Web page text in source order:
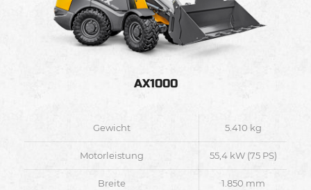
AX1000
Gewicht 5.410 kg
Motorleistung 55,4 kW (75 PS)
Breite 1.850 mm